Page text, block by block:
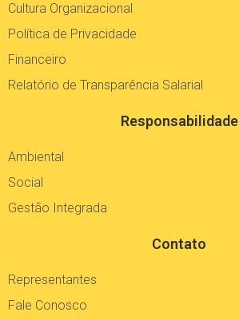
Cultura Organizacional
Política de Privacidade
Financeiro
Relatório de Transparência Salarial
Responsabilidade
Ambiental
Social
Gestão Integrada
Contato
Representantes
Fale Conosco